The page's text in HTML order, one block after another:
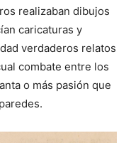
realizaban dibujos
caricaturas y
verdaderos relatos
combate entre los
o más pasión que